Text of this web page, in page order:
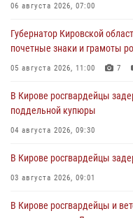
06 августа 2026, 07:00
Губернатор Кировской
почетные знаки и грамоты
05 августа 2026, 11:00 7
В Кирове росгвардейцы
поддельной купюры
04 августа 2026, 09:30
В Кирове росгвардейцы
03 августа 2026, 09:01
В Кирове росгвардейцы и